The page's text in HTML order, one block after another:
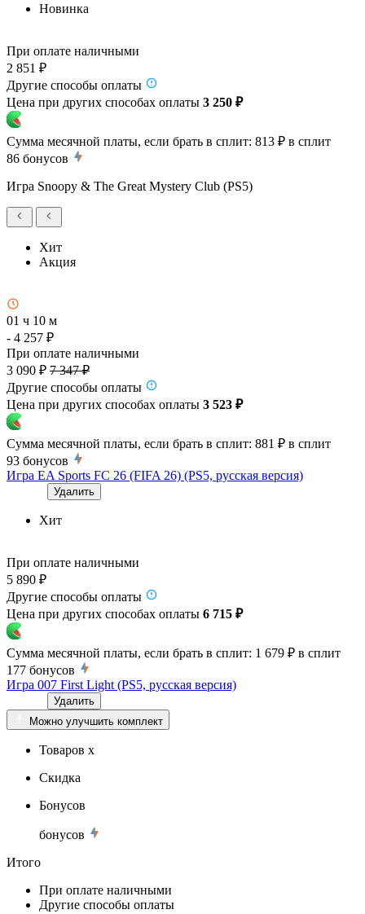
Новинка
При оплате наличными
2 851 ₽
Другие способы оплаты
Цена при других способах оплаты 3 250 ₽
Сумма месячной платы, если брать в сплит: 813 ₽ в сплит
86 бонусов
Игра Snoopy & The Great Mystery Club (PS5)
Хит
Акция
01 ч 10 м
- 4 257 ₽
При оплате наличными
3 090 ₽ 7 347 ₽
Другие способы оплаты
Цена при других способах оплаты 3 523 ₽
Сумма месячной платы, если брать в сплит: 881 ₽ в сплит
93 бонусов
Игра EA Sports FC 26 (FIFA 26) (PS5, русская версия)
Удалить
Хит
При оплате наличными
5 890 ₽
Другие способы оплаты
Цена при других способах оплаты 6 715 ₽
Сумма месячной платы, если брать в сплит: 1 679 ₽ в сплит
177 бонусов
Игра 007 First Light (PS5, русская версия)
Удалить
Можно улучшить комплект
Товаров x
Скидка
Бонусов
бонусов
Итого
При оплате наличными
Другие способы оплаты